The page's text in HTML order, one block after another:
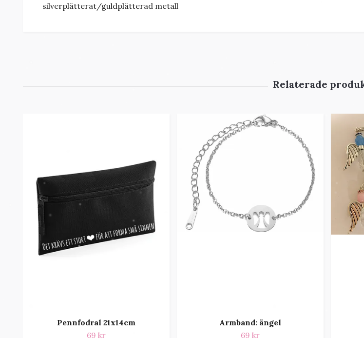
silverplätterat/guldplätterad metall
Pennfodral 21x14cm
69 kr
Armband: ängel
69 kr